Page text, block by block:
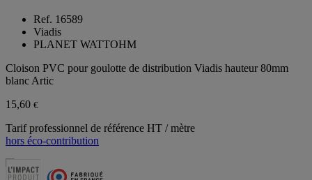
Ref. 16589
Viadis
PLANET WATTOHM
Cloison PVC pour goulotte de distribution Viadis hauteur 80mm
blanc Artic
15,60 €
Tarif professionnel de référence HT / mètre
hors éco-contribution